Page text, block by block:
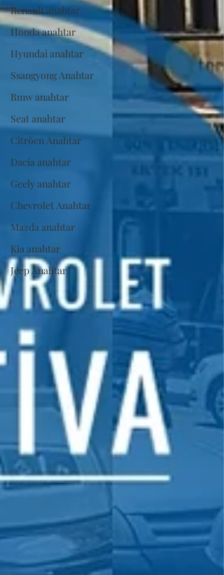
Renault anahtar
Honda anahtar
Hyundai anahtar
Ssangyong Anahtar
Bmw anahtar
Seat anahtar
Citröen Anahtar
Dacia anahtar
Geely anahtar
Chevrolet Anahtar
Mazda anahtar
Kia anahtar
Jeep Anahtar